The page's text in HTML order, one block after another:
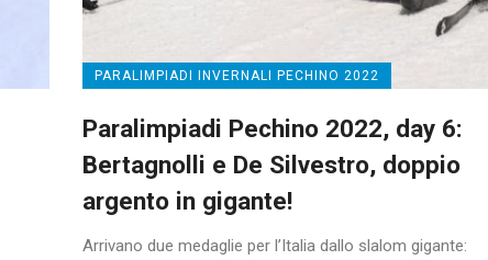
PARALIMPIADI INVERNALI PECHINO 2022
Paralimpiadi Pechino 2022, day 6:
Bertagnolli e De Silvestro, doppio
argento in gigante!
Arrivano due medaglie per l’Italia dallo slalom gigante: